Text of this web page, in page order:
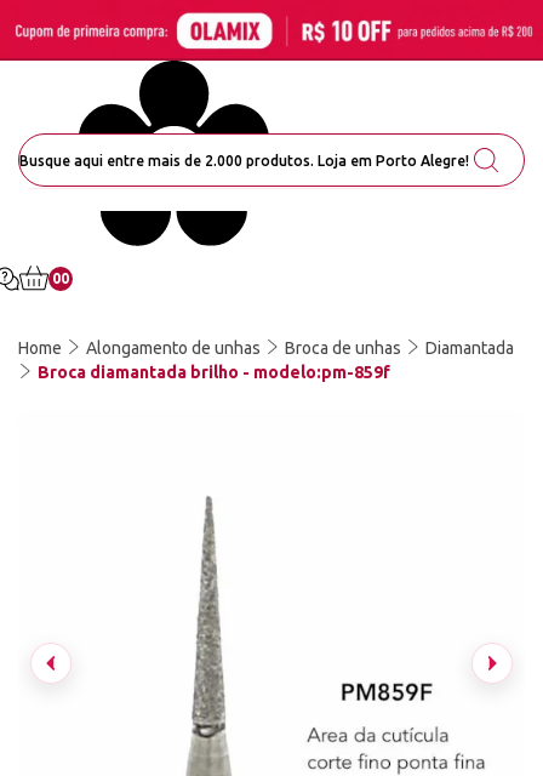
00
Home Alongamento de unhas Broca de unhas
Diamantada
Broca diamantada brilho - modelo:pm-859f